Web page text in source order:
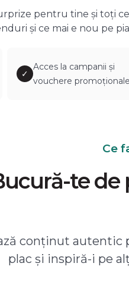
pentru tine și toți
și ce mai e nou pe
✓
Acces la campanii și
vouchere
Ce
te de
conținut autentic
plac și inspiră-i pe